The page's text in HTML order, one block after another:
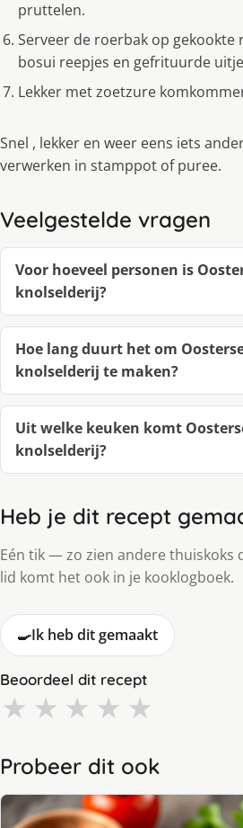
pruttelen.
Serveer de roerbak op
bosui reepjes en gefrituurde
Lekker met zoetzure
Snel , lekker en weer eens iets
verwerken in stamppot of puree.
Veelgestelde vragen
Voor hoeveel personen is
knolselderij?
Hoe lang duurt het om
knolselderij te maken?
Uit welke keuken komt
knolselderij?
Heb je dit recept
Eén tik — zo zien andere thuiskoks
lid komt het ook in je kooklogboek.
🍳Ik heb dit gemaakt
Beoordeel dit recept
★ ★ ★ ★ ★
Probeer dit ook